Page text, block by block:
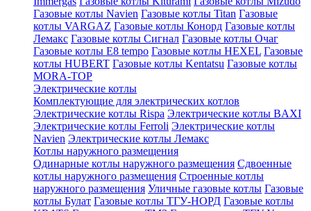
Газовые котлы Navien Газовые котлы Titan Газовые
котлы VARGAZ Газовые котлы Конорд Газовые котлы
Лемакс Газовые котлы Сигнал Газовые котлы Очаг
Газовые котлы E8 tempo Газовые котлы HEXEL Газовые
котлы HUBERT Газовые котлы Kentatsu Газовые котлы
MORA-TOP
Электрические котлы
Комплектующие для электрических котлов
Электрические котлы Rispa Электрические котлы BAXI
Электрические котлы Ferroli Электрические котлы
Navien Электрические котлы Лемакс
Котлы наружного размещения
Одинарные котлы наружного размещения Сдвоенные
котлы наружного размещения Строенные котлы
наружного размещения Уличные газовые котлы Газовые
котлы Булат Газовые котлы ТГУ-НОРД Газовые котлы